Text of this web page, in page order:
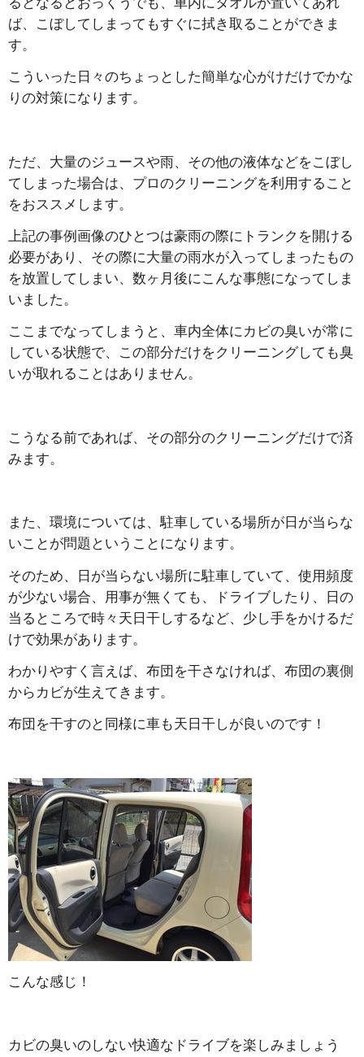
ば、こぼしてしまってもすぐに拭き取ることができま
す。
こういった日々のちょっとした簡単な心がけだけでかな
りの対策になります。
ただ、大量のジュースや雨、その他の液体などをこぼし
てしまった場合は、プロのクリーニングを利用すること
をおススメします。
上記の事例画像のひとつは豪雨の際にトランクを開ける
必要があり、その際に大量の雨水が入ってしまったもの
を放置してしまい、数ヶ月後にこんな事態になってしま
いました。
ここまでなってしまうと、車内全体にカビの臭いが常に
している状態で、この部分だけをクリーニングしても臭
いが取れることはありません。
こうなる前であれば、その部分のクリーニングだけで済
みます。
また、環境については、駐車している場所が日が当らな
いことが問題ということになります。
そのため、日が当らない場所に駐車していて、使用頻度
が少ない場合、用事が無くても、ドライブしたり、日の
当るところで時々天日干しするなど、少し手をかけるだ
けで効果があります。
わかりやすく言えば、布団を干さなければ、布団の裏側
からカビが生えてきます。
布団を干すのと同様に車も天日干しが良いのです！
こんな感じ！
カビの臭いのしない快適なドライブを楽しみましょう